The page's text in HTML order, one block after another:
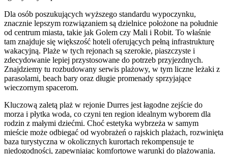
Dla osób poszukujących wyższego standardu wypoczynku,
znacznie lepszym rozwiązaniem są dzielnice położone na południe
od centrum miasta, takie jak Golem czy Mali i Robit. To właśnie
tam znajduje się większość hoteli oferujących pełną infrastrukturę
wakacyjną. Plaże w tych rejonach są szerokie, piaszczyste i
zdecydowanie lepiej przystosowane do potrzeb przyjezdnych.
Znajdziemy tu rozbudowany serwis plażowy, w tym liczne leżaki z
parasolami, beach bary oraz długie promenady sprzyjające
wieczornym spacerom.
Kluczową zaletą plaż w rejonie Durres jest łagodne zejście do
morza i płytka woda, co czyni ten region idealnym wyborem dla
rodzin z małymi dziećmi. Choć estetyka wybrzeża w samym
mieście może odbiegać od wyobrażeń o rajskich plażach, rozwinięta
baza turystyczna w okolicznych kurortach rekompensuje te
niedogodności, zapewniając komfortowe warunki do plażowania.